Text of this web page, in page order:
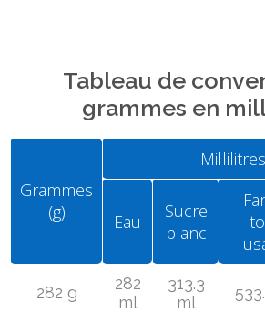
Tableau de
grammes en
Grammes
(g)
Eau
Sucre
blanc
282 g
282
ml
313.3
ml